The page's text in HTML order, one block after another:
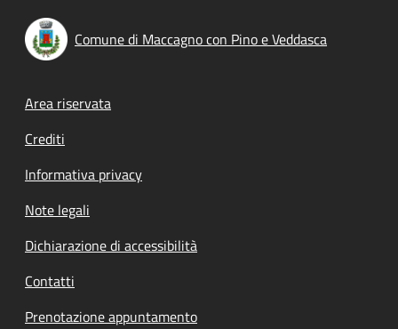
Comune di Maccagno con Pino e Veddasca
Footer menu
Area riservata
Crediti
Informativa privacy
Note legali
Dichiarazione di accessibilità
Contatti
Prenotazione appuntamento